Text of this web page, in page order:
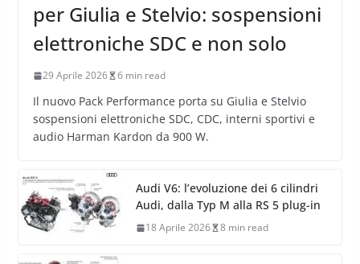
per Giulia e Stelvio: sospensioni
elettroniche SDC e non solo
29 Aprile 2026 6 min read
Il nuovo Pack Performance porta su Giulia e Stelvio
sospensioni elettroniche SDC, CDC, interni sportivi e
audio Harman Kardon da 900 W.
Audi V6: l’evoluzione dei 6 cilindri
Audi, dalla Typ M alla RS 5 plug-in
18 Aprile 2026 8 min read